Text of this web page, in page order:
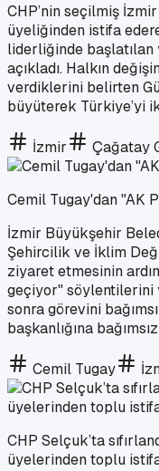
CHP’nin seçilmiş
üyeliğinden istifa
liderliğinde başlatılan
açıkladı. Halkın
verdiklerini belirten
büyüterek Türkiye’yi
İzmir Çağatay
Cemil Tugay'dan "AK
İzmir Büyükşehir
Şehircilik ve İklim
ziyaret etmesinin
geçiyor" söylentilerini
sonra görevini
başkanlığına
Cemil Tugay
CHP Selçuk’ta
üyelerinden toplu